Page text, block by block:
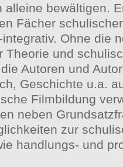
alleine bewältigen.
Fächer
Ohne die
Theorie und
Autoren und
Geschichte u.a.
Filmbildung
neben
zur
handlungs- und